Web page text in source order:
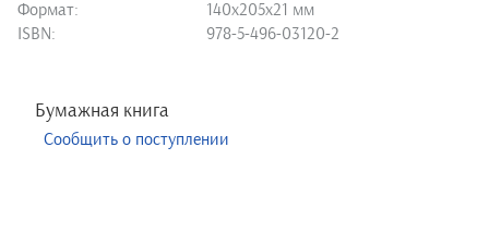
Формат:
140х205х21 мм
ISBN:
978-5-496-03120-2
Бумажная книга
Сообщить о поступлении